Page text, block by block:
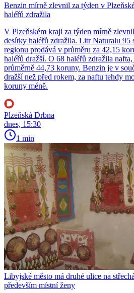
Benzin mírně zlevnil za týden v
haléřů zdražila
V Plzeňském kraji za týden mírně
desítky haléřů zdražila. Litr Naturalu 95
regionu prodává v průměru za 42,15
haléřů dražší. O 68 haléřů zdražila
průměrně 44,73 koruny. Benzin je v
dražší než před rokem, za naftu tehdy
koruny méně.
Plzeňská Drbna
dnes, 15:30
1 min
Libyjské město má druhé ulice na
především místní ženy